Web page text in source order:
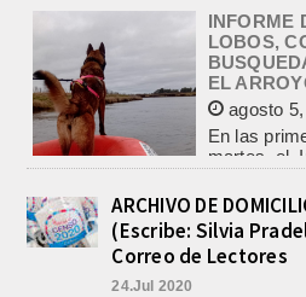
EL
agosto 5,
En las
martes, el
Etcheverry
par de...
INCENDIO
LOBOS
agosto 7,
Esta tarde
ARCHIVO DE
(Escribe: Silvia
Correo de Lectores
24.Jul 2020